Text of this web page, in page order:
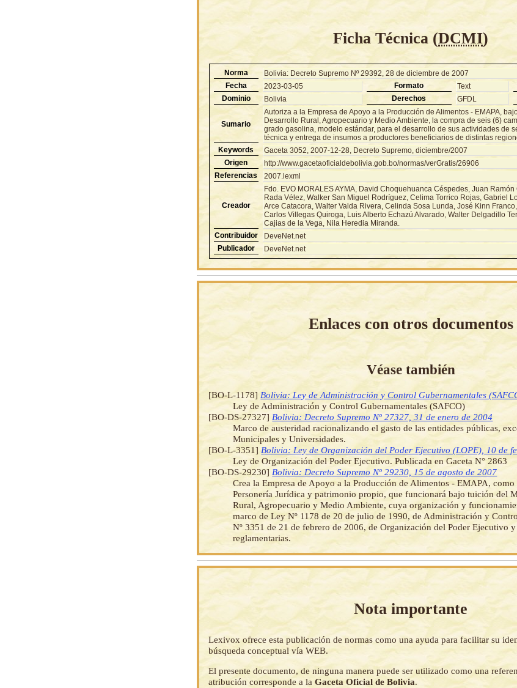
Ficha Técnica (DCMI)
Norma
Bolivia: Decreto Supremo Nº 29392, 28 de diciembre de 2007
Fecha
2023-03-05 Formato Text
Dominio
Bolivia Derechos GFDL
Sumario
Autoriza a la Empresa de Apoyo a la Producción de Alimentos - EMAPA,
Desarrollo Rural, Agropecuario y Medio Ambiente, la compra de seis (6)
grado gasolina, modelo estándar, para el desarrollo de sus actividades de
técnica y entrega de insumos a productores beneficiarios de distintas
Keywords
Gaceta 3052, 2007-12-28, Decreto Supremo, diciembre/2007
Origen
http://www.gacetaoficialdebolivia.gob.bo/normas/verGratis/26906
Referencias
2007.lexml
Creador
Fdo. EVO MORALES AYMA, David Choquehuanca Céspedes, Juan
Rada Vélez, Walker San Miguel Rodríguez, Celima Torrico Rojas, Gabriel
Arce Catacora, Walter Valda Rivera, Celinda Sosa Lunda, José Kinn
Carlos Villegas Quiroga, Luis Alberto Echazú Alvarado, Walter Delgadillo
Cajias de la Vega, Nila Heredia Miranda.
Contribuidor
DeveNet.net
Publicador
DeveNet.net
Enlaces con otros documentos
Véase también
[BO-L-1178] Bolivia: Ley de Administración y Control Gubernamentales
Ley de Administración y Control Gubernamentales (SAFCO)
[BO-DS-27327] Bolivia: Decreto Supremo Nº 27327, 31 de enero de 2004
Marco de austeridad racionalizando el gasto de las entidades públicas,
Municipales y Universidades.
[BO-L-3351] Bolivia: Ley de Organización del Poder Ejecutivo (LOPE), 10 de
Ley de Organización del Poder Ejecutivo. Publicada en Gaceta N° 2863
[BO-DS-29230] Bolivia: Decreto Supremo Nº 29230, 15 de agosto de 2007
Crea la Empresa de Apoyo a la Producción de Alimentos - EMAPA, como
Personería Jurídica y patrimonio propio, que funcionará bajo tuición del
Rural, Agropecuario y Medio Ambiente, cuya organización y
marco de Ley Nº 1178 de 20 de julio de 1990, de Administración y
Nº 3351 de 21 de febrero de 2006, de Organización del Poder Ejecutivo
reglamentarias.
Nota importante
Lexivox ofrece esta publicación de normas como una ayuda para facilitar su
búsqueda conceptual vía WEB.
El presente documento, de ninguna manera puede ser utilizado como una
atribución corresponde a laGaceta Oficial de Bolivia.